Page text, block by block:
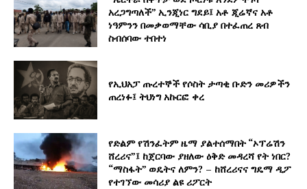
አረጋግጣለች” ኢንጂነር ግደይ፤ አቶ ጂሬኛና አቶ
ነዓምንን በመቃወማቸው ሳቢያ በተፈጠረ ጸብ
ስብሰባው ተበተነ
የኢህአፓ ጡረተኞች የሶስት ታጣቂ ቡድን መሪዎችን
ጠረነፉ፤ ትህነግ አኩርፎ ቀረ
የድልም የሽንፈትም ዜማ ያልተሰማበት “ኦፕሬሽን
ሸረሪና”፤ ከጀርባው ያዘለው ዕቅድ መዳረሻ የት ነበር?
“ማስፋት” ወዴትና ለምን? – ከሸረሪናና ግዴማ ዲፖ
የተገኘው መሳሪያ ልዩ ሪፖርት